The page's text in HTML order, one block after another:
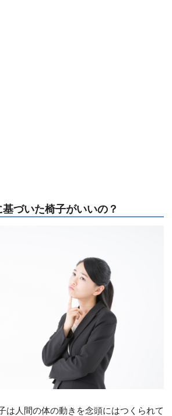
づいた椅子がいいの？
は人間の体の動きを念頭にはつくられて